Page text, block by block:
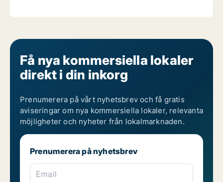
Få nya kommersiella lokaler
direkt i din inkorg
Prenumerera på vårt nyhetsbrev och få gratis
aviseringar om nya kommersiella lokaler, relevanta
möjligheter och nyheter från lokalmarknaden.
Prenumerera på nyhetsbrev
Email